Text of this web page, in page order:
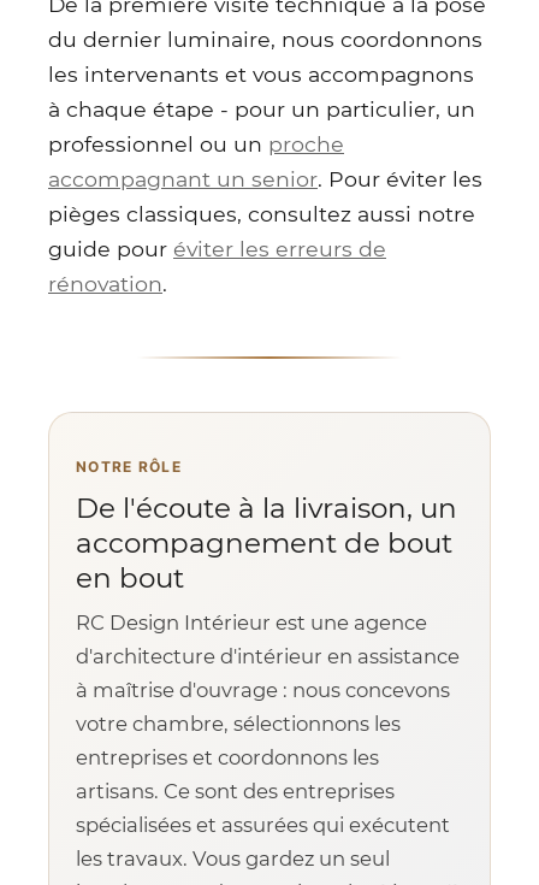
du dernier luminaire, nous coordonnons
les intervenants et vous accompagnons
à chaque étape - pour un particulier, un
professionnel ou un proche
accompagnant un senior. Pour éviter les
pièges classiques, consultez aussi notre
guide pour éviter les erreurs de
rénovation.
NOTRE RÔLE
De l'écoute à la livraison, un
accompagnement de bout
en bout
RC Design Intérieur est une agence
d'architecture d'intérieur en assistance
à maîtrise d'ouvrage : nous concevons
votre chambre, sélectionnons les
entreprises et coordonnons les
artisans. Ce sont des entreprises
spécialisées et assurées qui exécutent
les travaux. Vous gardez un seul